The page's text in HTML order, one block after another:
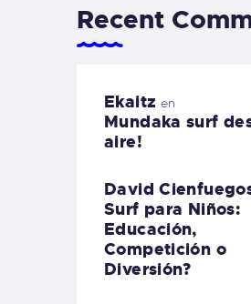
Recent
Ekaitz en
Mundaka surf
aire!
David
Surf para Niños:
Educación,
Competición o
Diversión?